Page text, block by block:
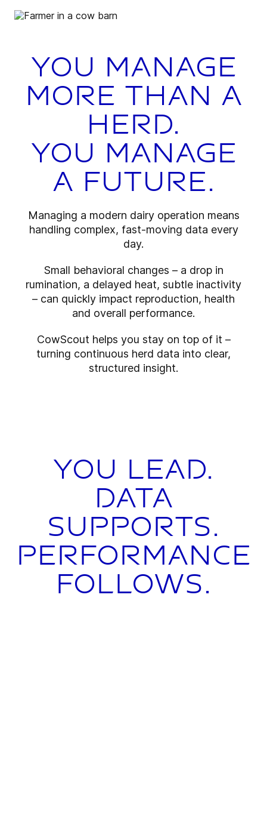
You manage
more than a
herd.
You manage
a future.
Managing a modern dairy operation means
handling complex, fast-moving data every
day.
Small behavioral changes – a drop in
rumination, a delayed heat, subtle inactivity
– can quickly impact reproduction, health
and overall performance.
CowScout helps you stay on top of it –
turning continuous herd data into clear,
structured insight.
You lead.
Data
supports.
Performance
follows.